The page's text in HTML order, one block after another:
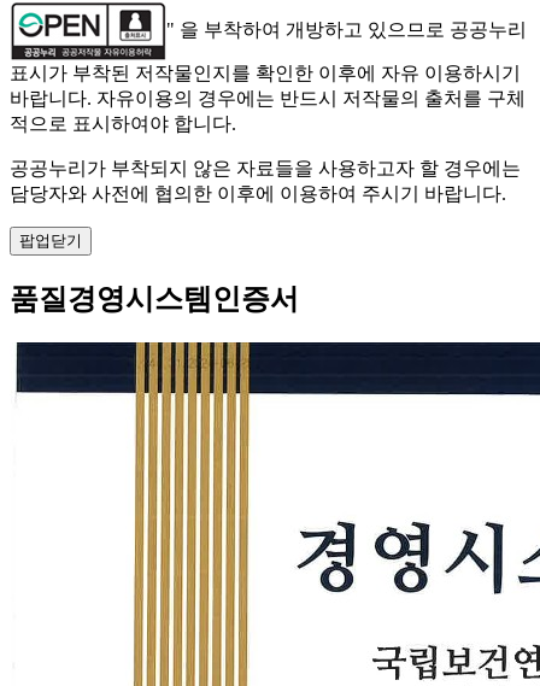
" 을 부착하여 개방하고 있으므로 공공누리
표시가 부착된 저작물인지를 확인한 이후에 자유 이용하시기
바랍니다. 자유이용의 경우에는 반드시 저작물의 출처를 구체
적으로 표시하여야 합니다.
공공누리가 부착되지 않은 자료들을 사용하고자 할 경우에는
담당자와 사전에 협의한 이후에 이용하여 주시기 바랍니다.
팝업닫기
품질경영시스템인증서